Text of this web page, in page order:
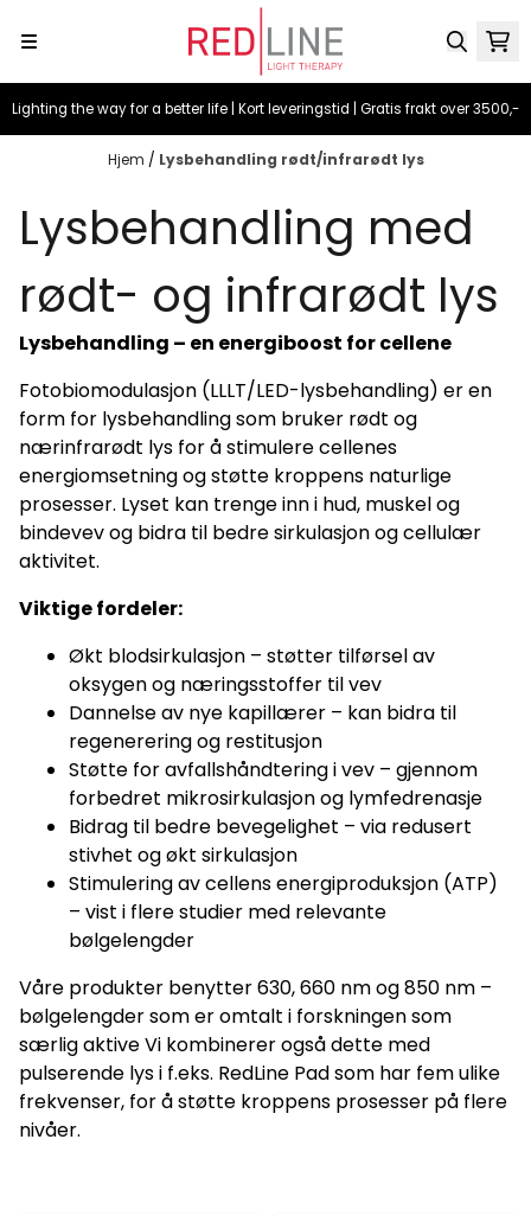
Lighting the way for a better life | Kort leveringstid | Gratis frakt over 3500,-
Hjem / Lysbehandling rødt/infrarødt lys
Lysbehandling med
rødt- og infrarødt lys
Lysbehandling – en energiboost for cellene
Fotobiomodulasjon (LLLT/LED-lysbehandling) er en
form for lysbehandling som bruker rødt og
nærinfrarødt lys for å stimulere cellenes
energiomsetning og støtte kroppens naturlige
prosesser. Lyset kan trenge inn i hud, muskel og
bindevev og bidra til bedre sirkulasjon og cellulær
aktivitet.
Viktige fordeler:
Økt blodsirkulasjon – støtter tilførsel av
oksygen og næringsstoffer til vev
Dannelse av nye kapillærer – kan bidra til
regenerering og restitusjon
Støtte for avfallshåndtering i vev – gjennom
forbedret mikrosirkulasjon og lymfedrenasje
Bidrag til bedre bevegelighet – via redusert
stivhet og økt sirkulasjon
Stimulering av cellens energiproduksjon (ATP)
– vist i flere studier med relevante
bølgelengder
Våre produkter benytter 630, 660 nm og 850 nm –
bølgelengder som er omtalt i forskningen som
særlig aktive Vi kombinerer også dette med
pulserende lys i f.eks. RedLine Pad som har fem ulike
frekvenser, for å støtte kroppens prosesser på flere
nivåer.